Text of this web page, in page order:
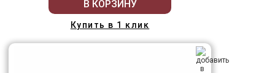
В КОРЗИНУ
Купить в 1 клик